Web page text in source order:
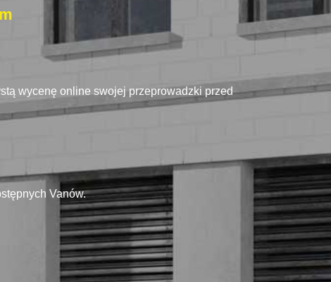
wycenę online swojej przeprowadzki przed
Vanów.